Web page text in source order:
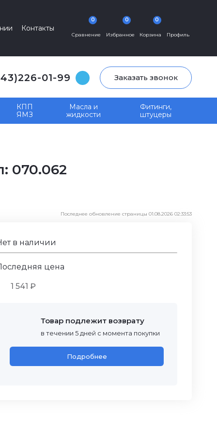
Контакты
Сравнение
0
Избранное
0
Корзина
0
Профиль
01-99 Заказать звонок
КПП
ЯМЗ
Масла и
жидкости
Фитинги,
штуцеры
070.062
Последнее обновление страницы 01.08.2026 02:33:53
в наличии
цена
1 541 ₽
Товар подлежит возврату
в течении 5 дней с момента покупки
Подробнее